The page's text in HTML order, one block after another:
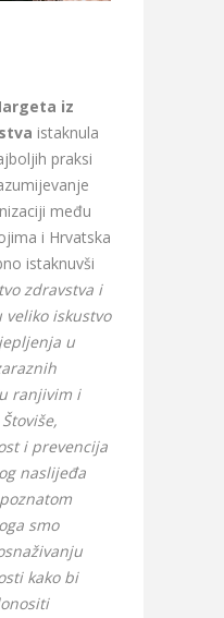
iz
istaknula
praksi
među
i Hrvatska
istaknuvši
zdravstva i
veliko iskustvo
u
ranjivim i
i prevencija
naslijeđa
smo
kako bi